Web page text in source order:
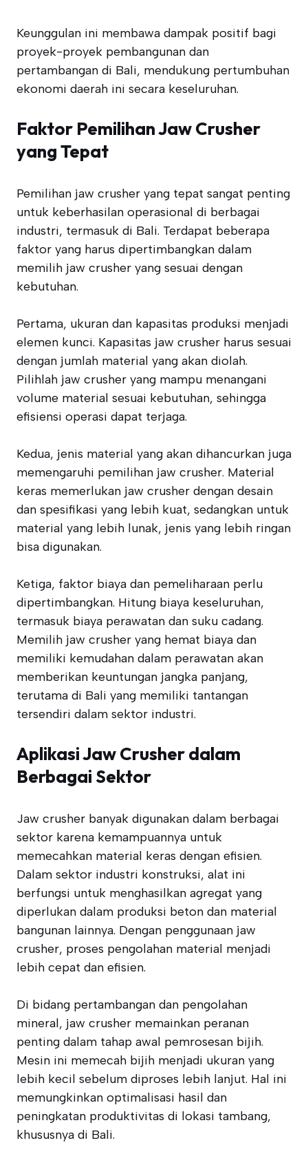
Keunggulan ini membawa dampak positif bagi
proyek-proyek pembangunan dan
pertambangan di Bali, mendukung pertumbuhan
ekonomi daerah ini secara keseluruhan.
Faktor Pemilihan Jaw Crusher
yang Tepat
Pemilihan jaw crusher yang tepat sangat penting
untuk keberhasilan operasional di berbagai
industri, termasuk di Bali. Terdapat beberapa
faktor yang harus dipertimbangkan dalam
memilih jaw crusher yang sesuai dengan
kebutuhan.
Pertama, ukuran dan kapasitas produksi menjadi
elemen kunci. Kapasitas jaw crusher harus sesuai
dengan jumlah material yang akan diolah.
Pilihlah jaw crusher yang mampu menangani
volume material sesuai kebutuhan, sehingga
efisiensi operasi dapat terjaga.
Kedua, jenis material yang akan dihancurkan juga
memengaruhi pemilihan jaw crusher. Material
keras memerlukan jaw crusher dengan desain
dan spesifikasi yang lebih kuat, sedangkan untuk
material yang lebih lunak, jenis yang lebih ringan
bisa digunakan.
Ketiga, faktor biaya dan pemeliharaan perlu
dipertimbangkan. Hitung biaya keseluruhan,
termasuk biaya perawatan dan suku cadang.
Memilih jaw crusher yang hemat biaya dan
memiliki kemudahan dalam perawatan akan
memberikan keuntungan jangka panjang,
terutama di Bali yang memiliki tantangan
tersendiri dalam sektor industri.
Aplikasi Jaw Crusher dalam
Berbagai Sektor
Jaw crusher banyak digunakan dalam berbagai
sektor karena kemampuannya untuk
memecahkan material keras dengan efisien.
Dalam sektor industri konstruksi, alat ini
berfungsi untuk menghasilkan agregat yang
diperlukan dalam produksi beton dan material
bangunan lainnya. Dengan penggunaan jaw
crusher, proses pengolahan material menjadi
lebih cepat dan efisien.
Di bidang pertambangan dan pengolahan
mineral, jaw crusher memainkan peranan
penting dalam tahap awal pemrosesan bijih.
Mesin ini memecah bijih menjadi ukuran yang
lebih kecil sebelum diproses lebih lanjut. Hal ini
memungkinkan optimalisasi hasil dan
peningkatan produktivitas di lokasi tambang,
khususnya di Bali.